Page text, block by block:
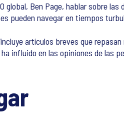
global, Ben Page, hablar sobre
pueden navegar en tiempos
artículos breves que
ha influido en las opiniones de las